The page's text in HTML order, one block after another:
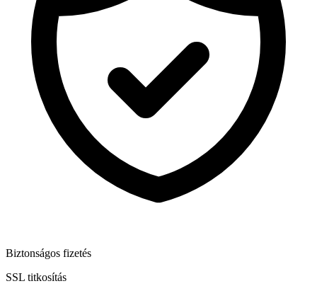
Biztonságos fizetés
SSL titkosítás